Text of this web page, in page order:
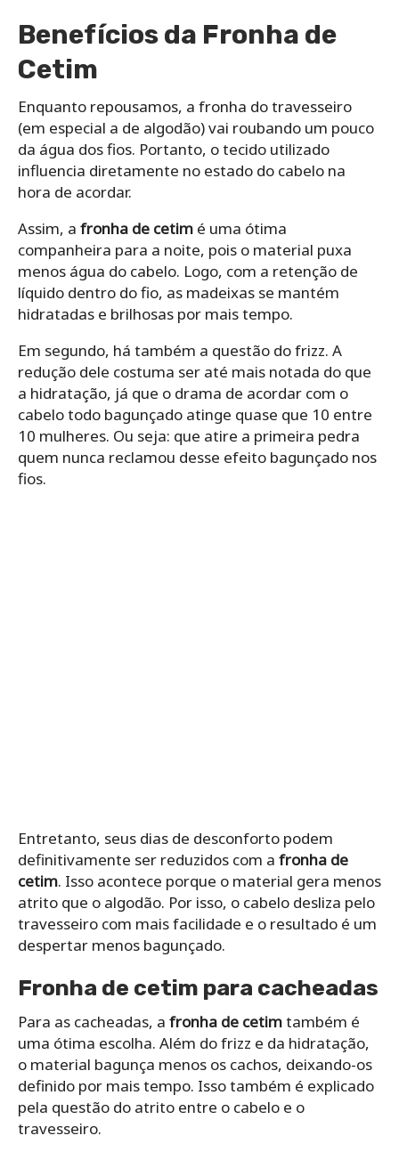
Benefícios da Fronha de
Cetim
Enquanto repousamos, a fronha do travesseiro
(em especial a de algodão) vai roubando um pouco
da água dos fios. Portanto, o tecido utilizado
influencia diretamente no estado do cabelo na
hora de acordar.
Assim, a fronha de cetim é uma ótima
companheira para a noite, pois o material puxa
menos água do cabelo. Logo, com a retenção de
líquido dentro do fio, as madeixas se mantém
hidratadas e brilhosas por mais tempo.
Em segundo, há também a questão do frizz. A
redução dele costuma ser até mais notada do que
a hidratação, já que o drama de acordar com o
cabelo todo bagunçado atinge quase que 10 entre
10 mulheres. Ou seja: que atire a primeira pedra
quem nunca reclamou desse efeito bagunçado nos
fios.
Entretanto, seus dias de desconforto podem
definitivamente ser reduzidos com a fronha de
cetim. Isso acontece porque o material gera menos
atrito que o algodão. Por isso, o cabelo desliza pelo
travesseiro com mais facilidade e o resultado é um
despertar menos bagunçado.
Fronha de cetim para cacheadas
Para as cacheadas, a fronha de cetimtambém é
uma ótima escolha. Além do frizz e da hidratação,
o material bagunça menos os cachos, deixando-os
definido por mais tempo. Isso também é explicado
pela questão do atrito entre o cabelo e o
travesseiro.